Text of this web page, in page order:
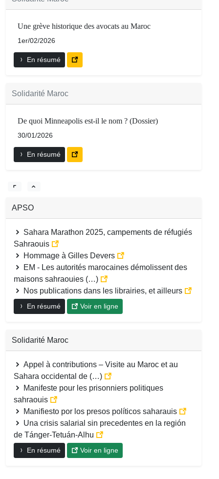
Une grève historique des avocats au Maroc
1er/02/2026
En résumé
Solidarité Maroc
De quoi Minneapolis est-il le nom ? (Dossier)
30/01/2026
En résumé
APSO
Sahara Marathon 2025, campements de réfugiés
Sahraouis
Hommage à Gilles Devers
EM - Les autorités marocaines démolissent des
maisons sahraouies (…)
Nos publications dans les librairies, et ailleurs
En résumé Voir en ligne
Solidarité Maroc
Appel à contributions – Visite au Maroc et au
Sahara occidental de (…)
Manifeste pour les prisonniers politiques
sahraouis
Manifiesto por los presos políticos saharauis
Una crisis salarial sin precedentes en la región
de Tánger-Tetuán-Alhu
En résumé Voir en ligne